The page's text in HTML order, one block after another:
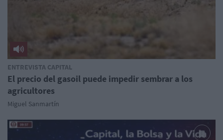
ENTREVISTA CAPITAL
El precio del gasoil puede impedir sembrar a los
agricultores
Miguel Sanmartín